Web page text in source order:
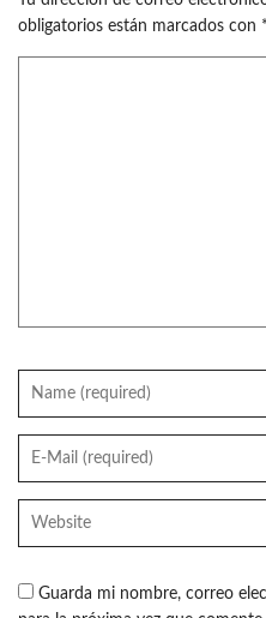
obligatorios están marcados con *
Guarda mi nombre, correo